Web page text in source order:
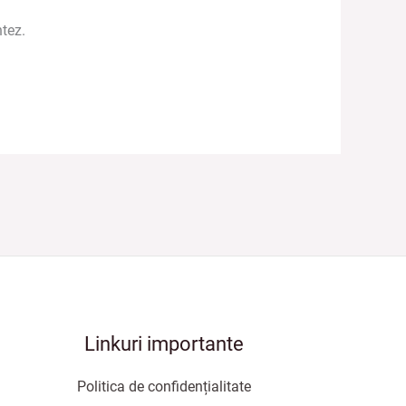
Linkuri importante
Politica de confidențialitate